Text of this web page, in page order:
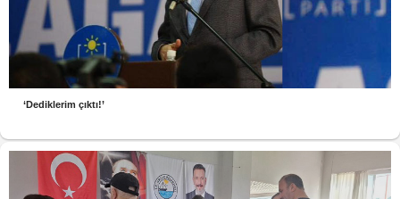
‘Dediklerim çıktı!’